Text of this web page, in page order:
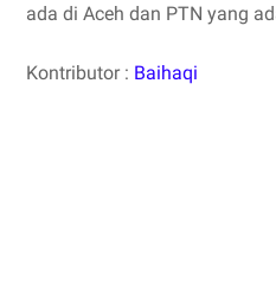
ada di Aceh dan PTN yang
Kontributor : Baihaqi